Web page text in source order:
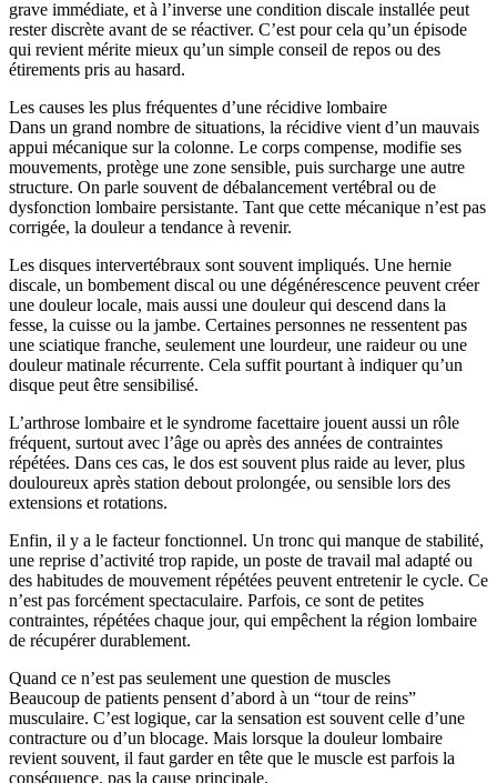
grave immédiate, et à l’inverse une condition discale installée peut
rester discrète avant de se réactiver. C’est pour cela qu’un épisode
qui revient mérite mieux qu’un simple conseil de repos ou des
étirements pris au hasard.
Les causes les plus fréquentes d’une récidive lombaire
Dans un grand nombre de situations, la récidive vient d’un mauvais
appui mécanique sur la colonne. Le corps compense, modifie ses
mouvements, protège une zone sensible, puis surcharge une autre
structure. On parle souvent de débalancement vertébral ou de
dysfonction lombaire persistante. Tant que cette mécanique n’est pas
corrigée, la douleur a tendance à revenir.
Les disques intervertébraux sont souvent impliqués. Une hernie
discale, un bombement discal ou une dégénérescence peuvent créer
une douleur locale, mais aussi une douleur qui descend dans la
fesse, la cuisse ou la jambe. Certaines personnes ne ressentent pas
une sciatique franche, seulement une lourdeur, une raideur ou une
douleur matinale récurrente. Cela suffit pourtant à indiquer qu’un
disque peut être sensibilisé.
L’arthrose lombaire et le syndrome facettaire jouent aussi un rôle
fréquent, surtout avec l’âge ou après des années de contraintes
répétées. Dans ces cas, le dos est souvent plus raide au lever, plus
douloureux après station debout prolongée, ou sensible lors des
extensions et rotations.
Enfin, il y a le facteur fonctionnel. Un tronc qui manque de stabilité,
une reprise d’activité trop rapide, un poste de travail mal adapté ou
des habitudes de mouvement répétées peuvent entretenir le cycle. Ce
n’est pas forcément spectaculaire. Parfois, ce sont de petites
contraintes, répétées chaque jour, qui empêchent la région lombaire
de récupérer durablement.
Quand ce n’est pas seulement une question de muscles
Beaucoup de patients pensent d’abord à un “tour de reins”
musculaire. C’est logique, car la sensation est souvent celle d’une
contracture ou d’un blocage. Mais lorsque la douleur lombaire
revient souvent, il faut garder en tête que le muscle est parfois la
conséquence, pas la cause principale.